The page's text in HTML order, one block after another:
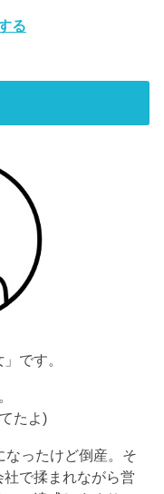
る
です。
たよ)
なったけど倒産。そ
で揉まれながら営